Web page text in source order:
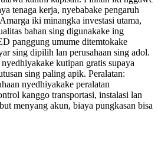
tenaga kerja, nyebabake pengaruh
iki minangka investasi utama,
bahan sing digunakake ing
panggung umume ditemtokake
sing dipilih lan perusahaan sing adol.
kutipan gratis supaya
sing paling apik. Peralatan:
nyedhiyakake peralatan
kanggo transportasi, instalasi lan
menyang akun, biaya pungkasan bisa